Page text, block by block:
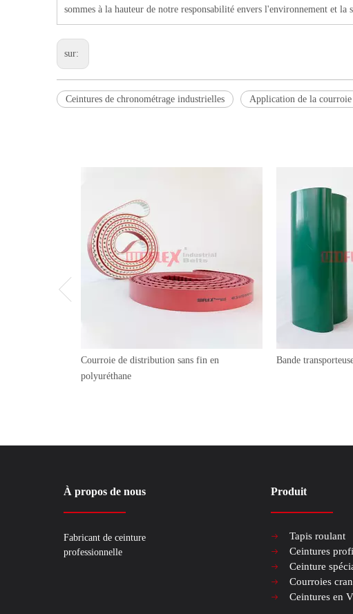
sommes à la hauteur de notre responsabilité envers l'environnement et la
sur:
Ceintures de chronométrage industrielles Application de la
Courroie de distribution sans fin en
polyuréthane
Bande
À propos de nous
Fabricant de ceinture
professionnelle
Produit
Tapis roulant
Ceintures
Ceinture
Courroies
Ceintures en V